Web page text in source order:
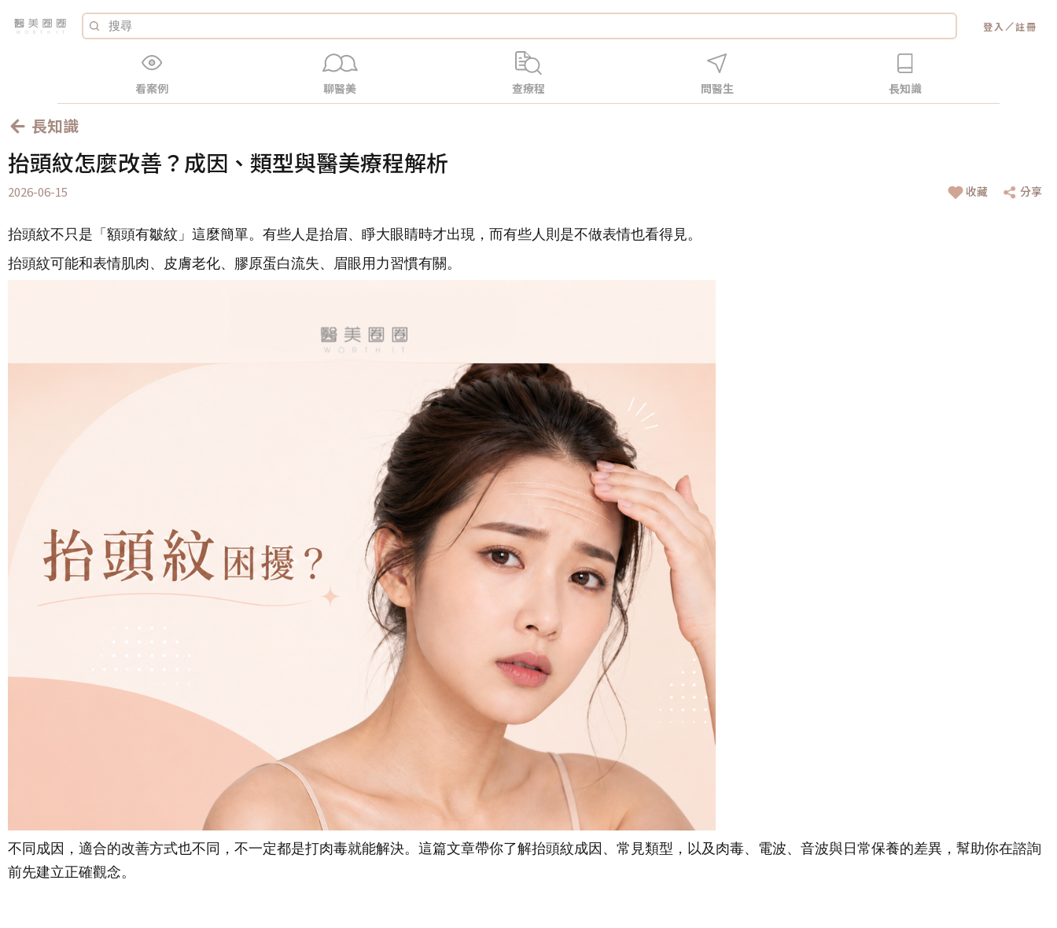
登入 ／註冊
看案例 聊醫美 查療程 問醫生 長知識
長知識
抬頭紋怎麼改善？成因、類型與醫美療程解析
2026-06-15 收藏 分享
抬頭紋不只是「額頭有皺紋」這麼簡單。有些人是抬眉、睜大眼睛時才出現，而有些人則是不做表情也看得見。
抬頭紋可能和表情肌肉、皮膚老化、膠原蛋白流失、眉眼用力習慣有關。
不同成因，適合的改善方式也不同，不一定都是打肉毒就能解決。 這篇文章帶你了解抬頭紋成因、常見類型，以及肉毒、電波、音波與日常保養的差異，幫助你在諮詢
前先建立正確觀念。